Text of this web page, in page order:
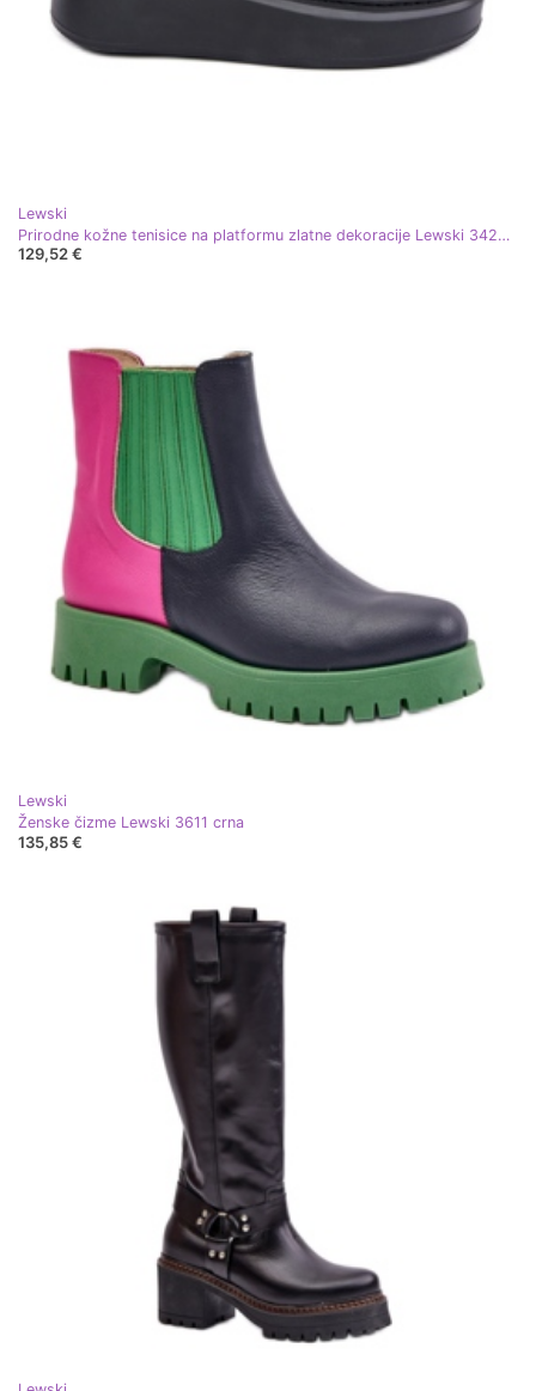
Lewski
Prirodne kožne tenisice na platformu zlatne dekoracije Lewski 3428 crne crna
129,52 €
Lewski
Ženske čizme Lewski 3611 crna
135,85 €